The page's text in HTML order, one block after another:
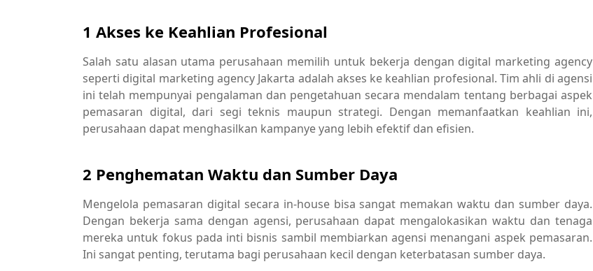
1 Akses ke Keahlian Profesional
Salah satu alasan utama perusahaan memilih untuk bekerja dengan digital marketing agency
seperti digital marketing agency Jakarta adalah akses ke keahlian profesional. Tim ahli di agensi
ini telah mempunyai pengalaman dan pengetahuan secara mendalam tentang berbagai aspek
pemasaran digital, dari segi teknis maupun strategi. Dengan memanfaatkan keahlian ini,
perusahaan dapat menghasilkan kampanye yang lebih efektif dan efisien.
2 Penghematan Waktu dan Sumber Daya
Mengelola pemasaran digital secara in-house bisa sangat memakan waktu dan sumber daya.
Dengan bekerja sama dengan agensi, perusahaan dapat mengalokasikan waktu dan tenaga
mereka untuk fokus pada inti bisnis sambil membiarkan agensi menangani aspek pemasaran.
Ini sangat penting, terutama bagi perusahaan kecil dengan keterbatasan sumber daya.